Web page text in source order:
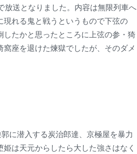
送となりました。内容は無限列車へ
れる鬼と戦うというもので下弦の
たかと思ったところに上弦の参・猗
座を退けた煉獄でしたが、そのダメ
に潜入する炭治郎達、京極屋を暴力
は天元からしたら大した強さはなく